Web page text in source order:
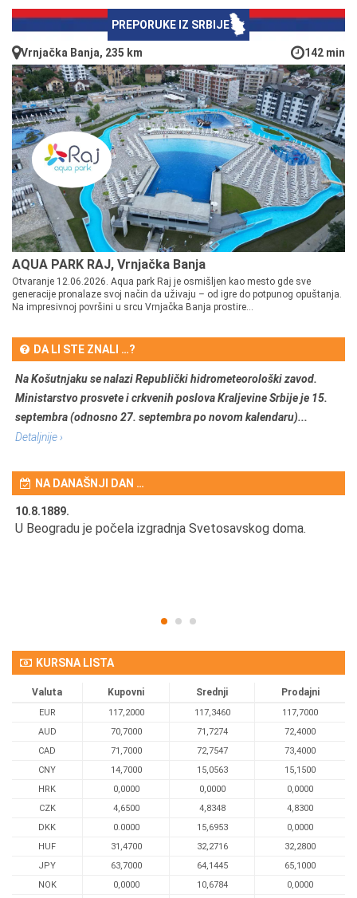
PREPORUKE IZ SRBIJE
Vrnjačka Banja, 235 km 142 min
AQUA PARK RAJ, Vrnjačka Banja
Otvaranje 12.06.2026. Aqua park Raj je osmišljen kao mesto gde sve
generacije pronalaze svoj način da uživaju – od igre do potpunog opuštanja.
Na impresivnoj površini u srcu Vrnjačka Banja prostire...
DA LI STE ZNALI …?
Na Košutnjaku se nalazi Republički hidrometeorološki zavod.
Ministarstvo prosvete i crkvenih poslova Kraljevine Srbije je 15.
septembra (odnosno 27. septembra po novom kalendaru)...
Detaljnije ›
NA DANAŠNJI DAN …
10.8.1889.
U Beogradu je počela izgradnja Svetosavskog doma.
KURSNA LISTA
Valuta Kupovni Srednji Prodajni
EUR 117,2000 117,3460
117,7000
AUD
70,7000 71,7274
72,4000
CAD
71,7000 72,7547
73,4000
CNY
14,7000 15,0563
15,1500
HRK
0,0000 0,0000
0,0000
CZK
4,6500 4,8348
4,8300
DKK
0.0000 15,6953
0,0000
HUF
31,4700 32,2716
32,2800
JPY
63,7000 64,1445
65,1000
NOK
0,0000 10,6784 0,0000